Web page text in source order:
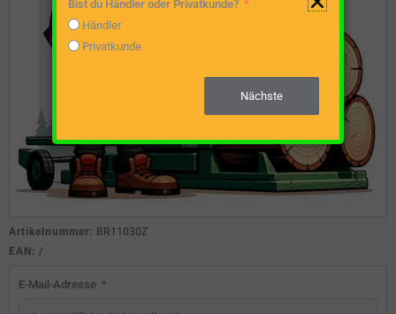
Artikelnummer: BR11030Z
EAN: /
E-Mail-Adresse
Bist du Händler oder Privatkunde?
Händler
Privatkunde
Nächste